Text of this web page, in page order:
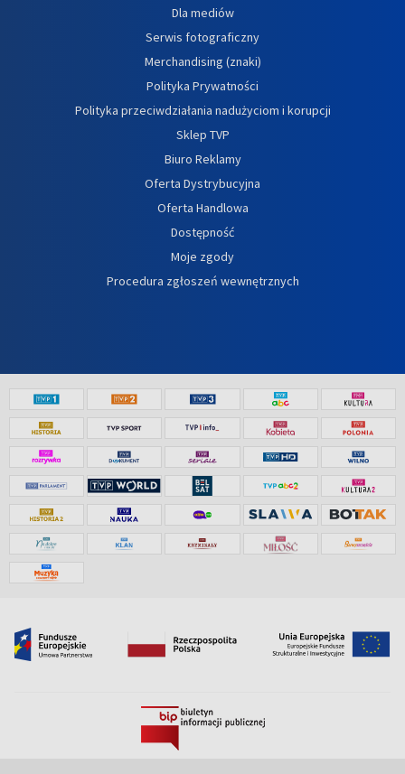
Dla mediów
Serwis fotograficzny
Merchandising (znaki)
Polityka Prywatności
Polityka przeciwdziałania nadużyciom i korupcji
Sklep TVP
Biuro Reklamy
Oferta Dystrybucyjna
Oferta Handlowa
Dostępność
Moje zgody
Procedura zgłoszeń wewnętrznych